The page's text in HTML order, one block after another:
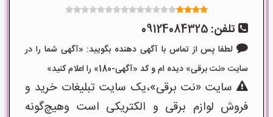
تلفن: 09124084325
لطفا پس از تماس با آگهی دهنده بگویید: «آگهی شما را در
سایت «نت برقی» دیده ام و کد «آگهی-180» را اعلام کنید»
سایت «نت برقی»،یک سایت تبلیغات خرید و
فروش لوازم برقی و الکتریکی است وهیچ‌گونه